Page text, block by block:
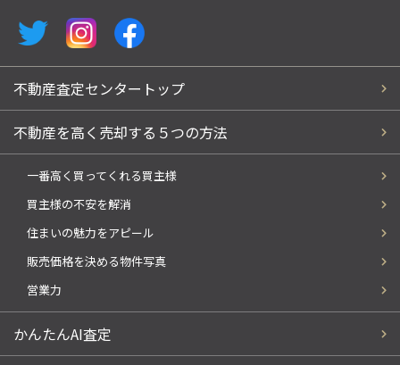
不動産査定センタートップ
不動産を高く売却する５つの方法
一番高く買ってくれる買主様
買主様の不安を解消
住まいの魅力をアピール
販売価格を決める物件写真
営業力
かんたんAI査定